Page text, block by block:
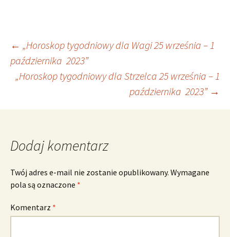
Nawigacja
wpisu
← „Horoskop tygodniowy dla Wagi 25 września – 1
października 2023”
„Horoskop tygodniowy dla Strzelca 25 września – 1
października 2023” →
Dodaj komentarz
Twój adres e-mail nie zostanie opublikowany. Wymagane
pola są oznaczone *
Komentarz *